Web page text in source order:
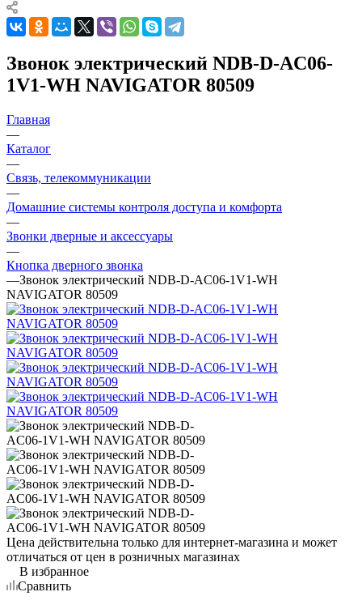
Звонок электрический NDB-D-AC06-
1V1-WН NAVIGATOR 80509
Главная
—
Каталог
—
Связь, телекоммуникации
—
Домашние системы контроля доступа и комфорта
—
Звонки дверные и аксессуары
—
Кнопка дверного звонка
—Звонок электрический NDB-D-AC06-1V1-WН
NAVIGATOR 80509
Цена действительна только для интернет-магазина и может
отличаться от цен в розничных магазинах
В избранное
Сравнить